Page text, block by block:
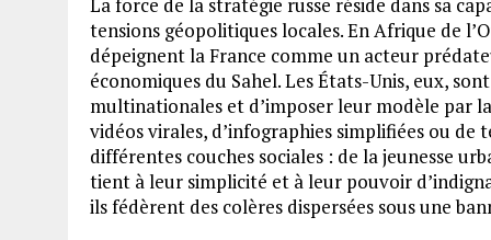
tensions géopolitiques locales. En Afrique de
dépeignent la France comme un acteur
économiques du Sahel. Les États-Unis, eux,
multinationales et d’imposer leur modèle par
vidéos virales, d’infographies simplifiées ou de
différentes couches sociales : de la jeunesse
tient à leur simplicité et à leur pouvoir
ils fédèrent des colères dispersées sous une